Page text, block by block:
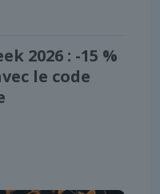
2026 : -15 %
le code